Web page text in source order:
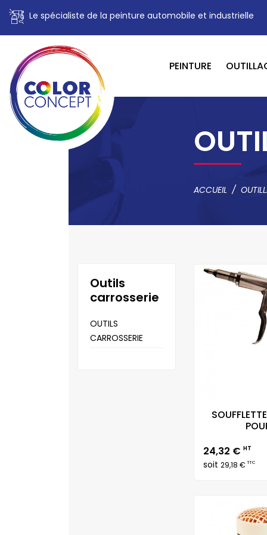
Le spécialiste de la peinture automobile et industrielle
PEINTURE
ACCUEIL
outils
carrosserie
OUTILS
CARROSSERIE
Prix
24,32 € HT
soit 29,18 €TTC